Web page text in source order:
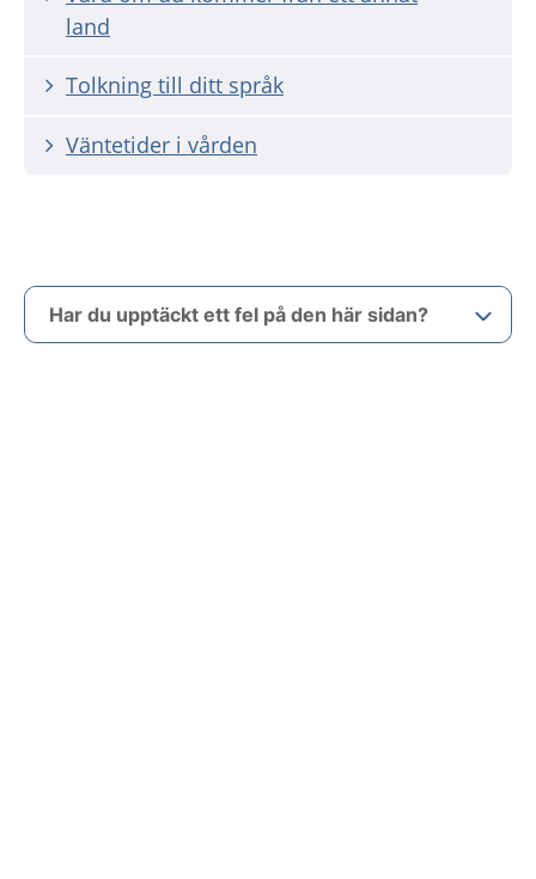
land
Tolkning till ditt språk
Väntetider i vården
Har du upptäckt ett fel på den här sidan?